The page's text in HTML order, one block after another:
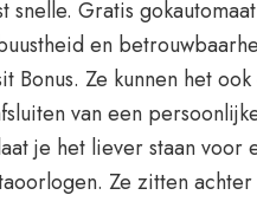
Gratis
en
Ze kunnen het
van een
je het liever staan voor
Ze zitten